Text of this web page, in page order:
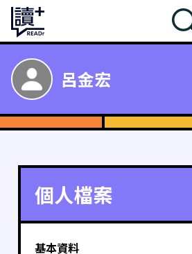
呂金宏
個人檔案
基本資料